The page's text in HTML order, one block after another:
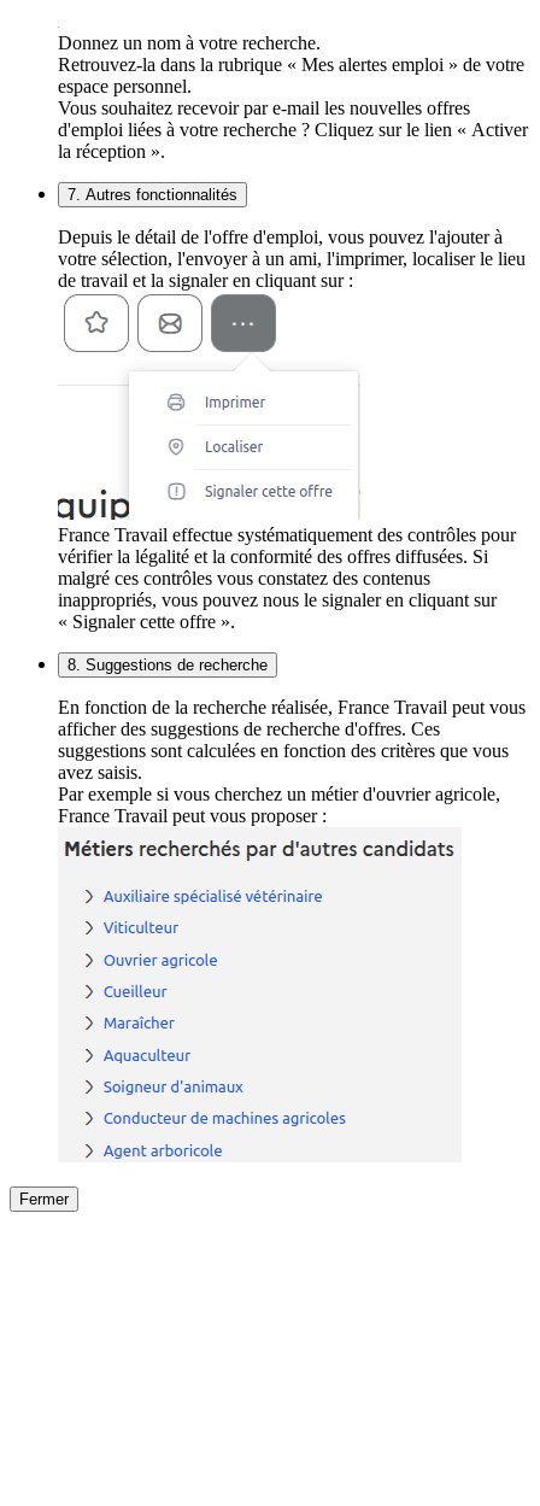
Donnez un nom à votre recherche.
Retrouvez-la dans la rubrique « Mes alertes emploi » de votre
espace personnel.
Vous souhaitez recevoir par e-mail les nouvelles offres
d'emploi liées à votre recherche ? Cliquez sur le lien « Activer
la réception ».
7. Autres fonctionnalités
Depuis le détail de l'offre d'emploi, vous pouvez l'ajouter à
votre sélection, l'envoyer à un ami, l'imprimer, localiser le lieu
de travail et la signaler en cliquant sur :
France Travail effectue systématiquement des contrôles pour
vérifier la légalité et la conformité des offres diffusées. Si
malgré ces contrôles vous constatez des contenus
inappropriés, vous pouvez nous le signaler en cliquant sur
« Signaler cette offre ».
8. Suggestions de recherche
En fonction de la recherche réalisée, France Travail peut vous
afficher des suggestions de recherche d'offres. Ces
suggestions sont calculées en fonction des critères que vous
avez saisis.
Par exemple si vous cherchez un métier d'ouvrier agricole,
France Travail peut vous proposer :
Fermer